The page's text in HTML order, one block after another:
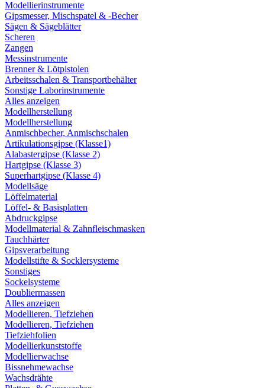
Modellierinstrumente
Gipsmesser, Mischspatel & -Becher
Sägen & Sägeblätter
Scheren
Zangen
Messinstrumente
Brenner & Lötpistolen
Arbeitsschalen & Transportbehälter
Sonstige Laborinstrumente
Alles anzeigen
Modellherstellung
Modellherstellung
Anmischbecher, Anmischschalen
Artikulationsgipse (Klasse1)
Alabastergipse (Klasse 2)
Hartgipse (Klasse 3)
Superhartgipse (Klasse 4)
Modellsäge
Löffelmaterial
Löffel- & Basisplatten
Abdruckgipse
Modellmaterial & Zahnfleischmasken
Tauchhärter
Gipsverarbeitung
Modellstifte & Socklersysteme
Sonstiges
Sockelsysteme
Doubliermassen
Alles anzeigen
Modellieren, Tiefziehen
Modellieren, Tiefziehen
Tiefziehfolien
Modellierkunststoffe
Modellierwachse
Bissnehmewachse
Wachsdrähte